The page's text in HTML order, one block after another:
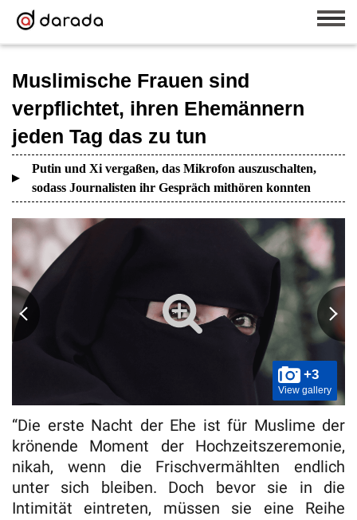
Muslimische Frauen sind
verpflichtet, ihren Ehemännern
jeden Tag das zu tun
Putin und Xi vergaßen, das Mikrofon auszuschalten,
sodass Journalisten ihr Gespräch mithören konnten
+3
View gallery
“Die erste Nacht der Ehe ist für Muslime der
krönende Moment der Hochzeitszeremonie,
nikah, wenn die Frischvermählten endlich
unter sich bleiben. Doch bevor sie in die
Intimität eintreten, müssen sie eine Reihe